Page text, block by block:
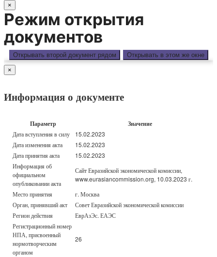
×
Режим открытия
документов
Открывать второй документ рядом Открывать в этом же окне
×
Информация о документе
Параметр Значение
Дата вступления в силу
15.02.2023
Дата изменения акта
15.02.2023
Дата принятия акта
15.02.2023
Информация об
официальном
опубликовании акта
Сайт Евразийской экономической комиссии,
www.eurasiancommission.org, 10.03.2023 г.
Место принятия
г. Москва
Орган, принявший акт
Совет Евразийской экономической комиссии
Регион действия
ЕврАзЭс. ЕАЭС
Регистрационный номер
НПА, присвоенный
нормотворческим
органом
26